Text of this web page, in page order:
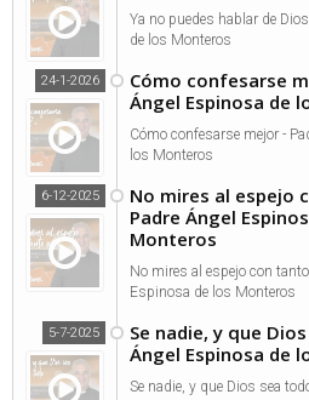
Ya no puedes hablar de
de los Monteros
Cómo confesarse
Ángel Espinosa de
24-1-2026
Cómo confesarse mejor -
los Monteros
No mires al espejo
Padre Ángel
Monteros
6-12-2025
No mires al espejo con
Espinosa de los Monteros
Se nadie, y que
Ángel Espinosa de
5-7-2025
Se nadie, y que Dios sea